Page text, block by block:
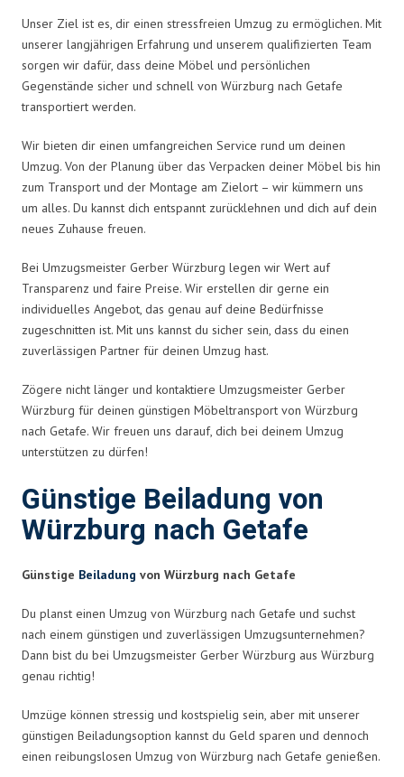
Unser Ziel ist es, dir einen stressfreien Umzug zu ermöglichen. Mit
unserer langjährigen Erfahrung und unserem qualifizierten Team
sorgen wir dafür, dass deine Möbel und persönlichen
Gegenstände sicher und schnell von Würzburg nach Getafe
transportiert werden.
Wir bieten dir einen umfangreichen Service rund um deinen
Umzug. Von der Planung über das Verpacken deiner Möbel bis hin
zum Transport und der Montage am Zielort – wir kümmern uns
um alles. Du kannst dich entspannt zurücklehnen und dich auf dein
neues Zuhause freuen.
Bei Umzugsmeister Gerber Würzburg legen wir Wert auf
Transparenz und faire Preise. Wir erstellen dir gerne ein
individuelles Angebot, das genau auf deine Bedürfnisse
zugeschnitten ist. Mit uns kannst du sicher sein, dass du einen
zuverlässigen Partner für deinen Umzug hast.
Zögere nicht länger und kontaktiere Umzugsmeister Gerber
Würzburg für deinen günstigen Möbeltransport von Würzburg
nach Getafe. Wir freuen uns darauf, dich bei deinem Umzug
unterstützen zu dürfen!
Günstige Beiladung von
Würzburg nach Getafe
Günstige Beiladung von Würzburg nach Getafe
Du planst einen Umzug von Würzburg nach Getafe und suchst
nach einem günstigen und zuverlässigen Umzugsunternehmen?
Dann bist du bei Umzugsmeister Gerber Würzburg aus Würzburg
genau richtig!
Umzüge können stressig und kostspielig sein, aber mit unserer
günstigen Beiladungsoption kannst du Geld sparen und dennoch
einen reibungslosen Umzug von Würzburg nach Getafe genießen.